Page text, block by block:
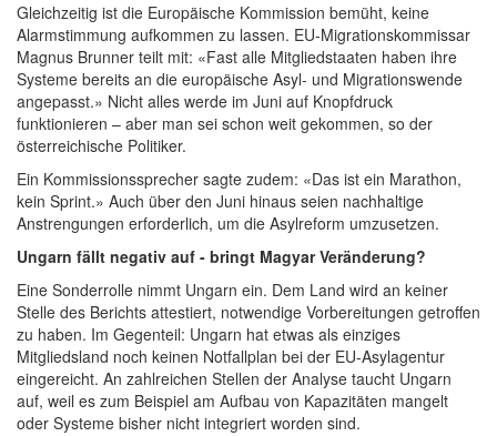
Gleichzeitig ist die Europäische Kommission bemüht, keine
Alarmstimmung aufkommen zu lassen. EU-Migrationskommissar
Magnus Brunner teilt mit: «Fast alle Mitgliedstaaten haben ihre
Systeme bereits an die europäische Asyl- und Migrationswende
angepasst.» Nicht alles werde im Juni auf Knopfdruck
funktionieren – aber man sei schon weit gekommen, so der
österreichische Politiker.
Ein Kommissionssprecher sagte zudem: «Das ist ein Marathon,
kein Sprint.» Auch über den Juni hinaus seien nachhaltige
Anstrengungen erforderlich, um die Asylreform umzusetzen.
Ungarn fällt negativ auf - bringt Magyar Veränderung?
Eine Sonderrolle nimmt Ungarn ein. Dem Land wird an keiner
Stelle des Berichts attestiert, notwendige Vorbereitungen getroffen
zu haben. Im Gegenteil: Ungarn hat etwas als einziges
Mitgliedsland noch keinen Notfallplan bei der EU-Asylagentur
eingereicht. An zahlreichen Stellen der Analyse taucht Ungarn
auf, weil es zum Beispiel am Aufbau von Kapazitäten mangelt
oder Systeme bisher nicht integriert worden sind.